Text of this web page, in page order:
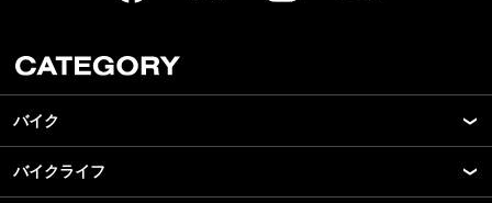
バイク
New Model Show
バイクライフ